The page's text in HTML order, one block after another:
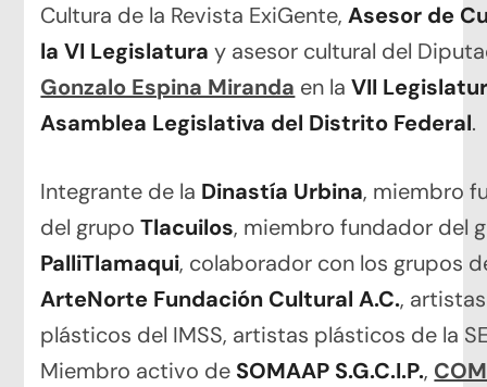
Cultura de la Revista ExiGente,Asesor de
la VI Legislatura y asesor cultural del
Gonzalo Espina Miranda en laVII
Asamblea Legislativa del Distrito Federal.
Integrante de la Dinastía Urbina, miembro
del grupoTlacuilos, miembro fundador del
PalliTlamaqui, colaborador con los grupos
ArteNorte Fundación Cultural A.C., artistas
plásticos del IMSS, artistas plásticos de la
Miembro activo de SOMAAP S.G.C.I.P.,